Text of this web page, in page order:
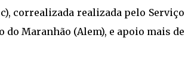
correalizada realizada pelo Serviço
do Maranhão (Alem), e apoio mais de